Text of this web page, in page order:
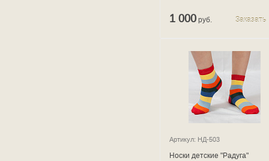
1 000руб. Заказать
Артикул: НД-503
Носки детские "Радуга"